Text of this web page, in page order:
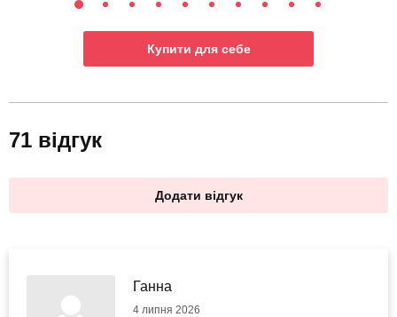
Купити для себе
71 відгук
Додати відгук
Ганна
4 липня 2026